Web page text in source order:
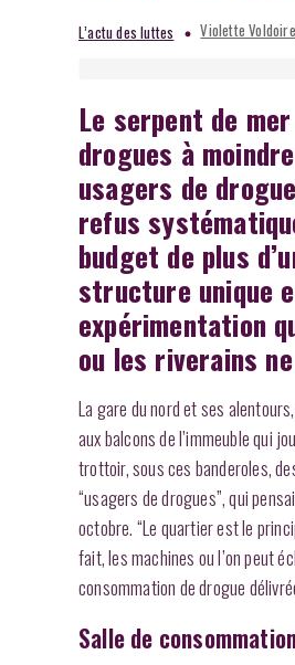
L’actu des luttes Violette Voldoire
Le serpent de
drogues à
usagers de
refus
budget de plus
structure unique
expérimentation
ou les riverains
La gare du nord et ses
aux balcons de l’immeuble qui
trottoir, sous ces banderoles,
“usagers de drogues”, qui
octobre. “Le quartier est le
fait, les machines ou l’on peut
consommation de drogue
Salle de